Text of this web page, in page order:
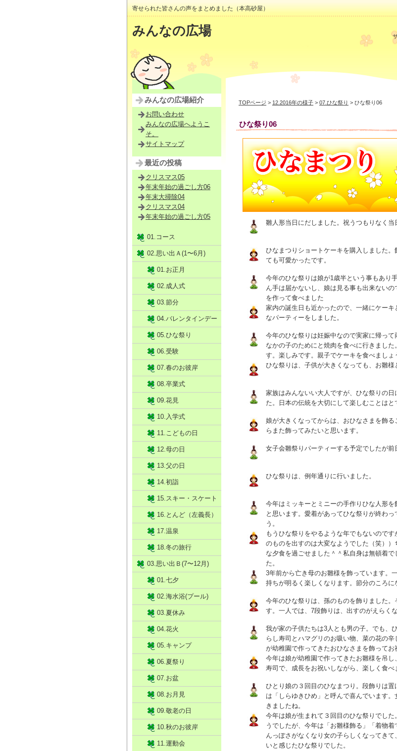
寄せられた皆さんの声をまとめました（本高砂屋）
みんなの広場
TOPページ > 12.2016年の様子 > 07.ひな祭り > ひな祭り06
ひな祭り06
雛人形当日にだしました。祝うつもりなく当
ひなまつりショートケーキを購入しました
ても可愛かったです。
今年のひな祭りは娘が1歳半という事もあり
ん手は届かないし、娘は見る事も出来ない
を作って食べました
家内の誕生日も近かったので、一緒にケー
なパーティーをしました。
今年のひな祭りは妊娠中なので実家に帰っ
なかの子のためにと焼肉を食べに行きまし
す。楽しみです。親子でケーキを食べましょ
ひな祭りは、子供が大きくなっても、お雛様
家族はみんないい大人ですが、ひな祭りの
た。日本の伝統を大切にして楽しむことはと
娘が大きくなってからは、おひなさまを飾
らまた飾ってみたいと思います。
女子会雛祭りパーティーする予定でしたが前
ひな祭りは、例年通りに行いました。
今年はミッキーとミニーの手作りひな人形
と思います。愛着があってひな祭りが終わ
う。
もうひな祭りをやるような年でもないので
のものを出すのは大変なようでした（笑）
な夕食を過ごせました＾＾私自身は無頓着
た。
3年前から亡き母のお雛様を飾っています
持ちが明るく楽しくなります。節分のころ
今年のひな祭りは、孫のものを飾りました
す。一人では、7段飾りは、出すのがえらくな
我が家の子供たちは3人とも男の子。でも、
らし寿司とハマグリのお吸い物、菜の花の
が幼稚園で作ってきたおひなさまを飾ってお
今年は娘が幼稚園で作ってきたお雛様を吊
寿司で、成長をお祝いしながら、楽しく食べ
ひとり娘の３回目のひなまつり。段飾りは
は「しらゆきひめ」と呼んで喜んでいます
きましたね。
今年は娘が生まれて３回目のひな祭りでし
うでしたが、今年は「お雛様飾る」「着物
んっぽさがなくなり女の子らしくなってき
いと感じたひな祭りでした。
みんなの広場紹介
お問い合わせ
みんなの広場へようこ
そ。
サイトマップ
最近の投稿
クリスマス05
年末年始の過ごし方06
年末大掃除04
クリスマス04
年末年始の過ごし方05
01.コース
02.思い出Ａ(1〜6月)
01.お正月
02.成人式
03.節分
04.バレンタインデー
05.ひな祭り
06.受験
07.春のお彼岸
08.卒業式
09.花見
10.入学式
11.こどもの日
12.母の日
13.父の日
14.初詣
15.スキー・スケート
16.とんど（左義長）
17.温泉
18.冬の旅行
03.思い出Ｂ(7〜12月)
01.七夕
02.海水浴(プール)
03.夏休み
04.花火
05.キャンプ
06.夏祭り
07.お盆
08.お月見
09.敬老の日
10.秋のお彼岸
11.運動会